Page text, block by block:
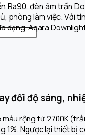
Ra90, đèn âm trần
phòng làm việc. Với
dạng, Aqara
đổi độ sáng,
rộng từ 2700K
1%. Ngược lại thiết bị